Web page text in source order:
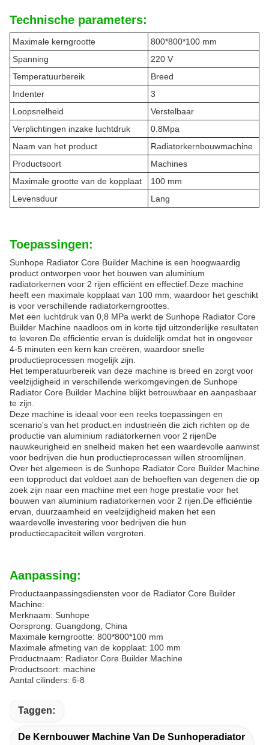
Technische parameters:
Maximale kerngrootte
800*800*100 mm
Spanning
220 V
Temperatuurbereik
Breed
Indenter
3
Loopsnelheid
Verstelbaar
Verplichtingen inzake luchtdruk
0.8Mpa
Naam van het product
Radiatorkernbouwmachine
Productsoort
Machines
Maximale grootte van de kopplaat
100 mm
Levensduur
Lang
Toepassingen:
Sunhope Radiator Core Builder Machine is een hoogwaardig
product ontworpen voor het bouwen van aluminium
radiatorkernen voor 2 rijen efficiënt en effectief.Deze machine
heeft een maximale kopplaat van 100 mm, waardoor het geschikt
is voor verschillende radiatorkerngroottes.
Met een luchtdruk van 0,8 MPa werkt de Sunhope Radiator Core
Builder Machine naadloos om in korte tijd uitzonderlijke resultaten
te leveren.De efficiëntie ervan is duidelijk omdat het in ongeveer
4-5 minuten een kern kan creëren, waardoor snelle
productieprocessen mogelijk zijn.
Het temperatuurbereik van deze machine is breed en zorgt voor
veelzijdigheid in verschillende werkomgevingen.de Sunhope
Radiator Core Builder Machine blijkt betrouwbaar en aanpasbaar
te zijn.
Deze machine is ideaal voor een reeks toepassingen en
scenario's van het product.en industrieën die zich richten op de
productie van aluminium radiatorkernen voor 2 rijenDe
nauwkeurigheid en snelheid maken het een waardevolle aanwinst
voor bedrijven die hun productieprocessen willen stroomlijnen.
Over het algemeen is de Sunhope Radiator Core Builder Machine
een topproduct dat voldoet aan de behoeften van degenen die op
zoek zijn naar een machine met een hoge prestatie voor het
bouwen van aluminium radiatorkernen voor 2 rijen.De efficiëntie
ervan, duurzaamheid en veelzijdigheid maken het een
waardevolle investering voor bedrijven die hun
productiecapaciteit willen vergroten.
Aanpassing:
Productaanpassingsdiensten voor de Radiator Core Builder
Machine:
Merknaam: Sunhope
Oorsprong: Guangdong, China
Maximale kerngrootte: 800*800*100 mm
Maximale afmeting van de kopplaat: 100 mm
Productnaam: Radiator Core Builder Machine
Productsoort: machine
Aantal cilinders: 6-8
Taggen:
De Kernbouwer Machine Van De Sunhoperadiator